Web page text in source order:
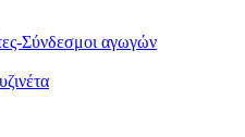
Σύνδεσμοι αγωγών